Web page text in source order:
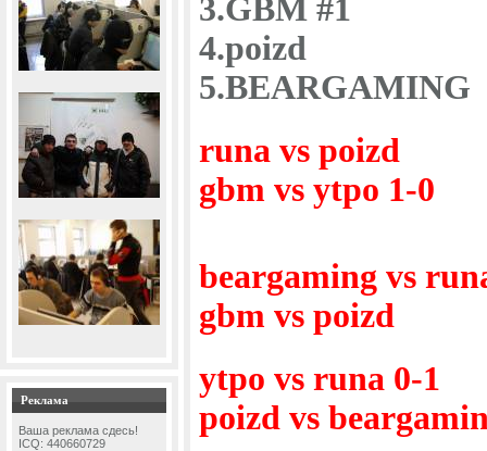
Реклама
Ваша реклама сдесь!
ICQ: 440660729
3.GBM #1
4.poizd
5.BEARGAMING
runa vs poizd
gbm vs ytpo 1-0
beargaming vs
gbm vs poizd
ytpo vs runa 0-1
poizd vs